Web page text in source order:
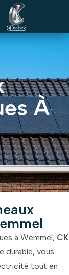
À
à Wemmel, CK
durable, vous
tout en